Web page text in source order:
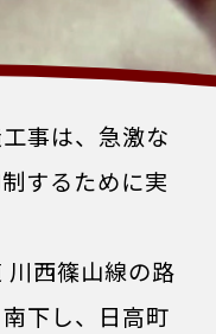
事は、急激な
するために実
川西篠山線の路
下し、日高町